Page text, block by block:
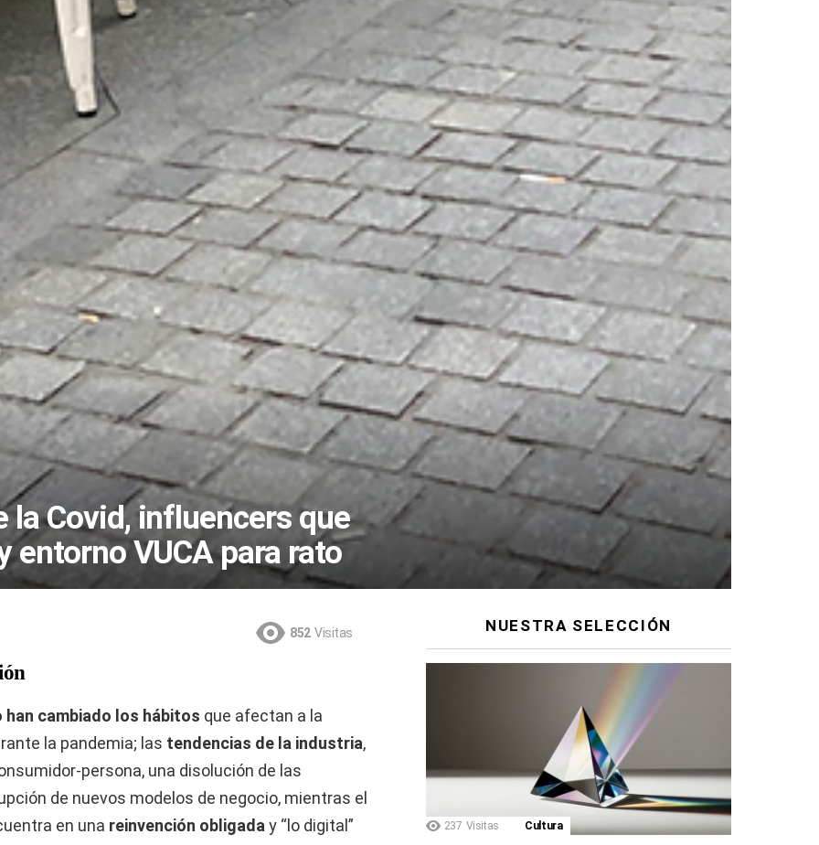
la Covid, influencers que
entorno VUCA para rato
852 Visitas
han cambiado los hábitos que afectan a la
la pandemia; las tendencias de la industria,
persona, una disolución de las
de nuevos modelos de negocio, mientras el
en una reinvención obligaday “lo digital”
NUESTRA SELECCIÓN
237 Visitas Cultura